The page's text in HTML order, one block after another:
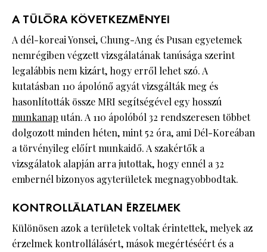
A TÚLÓRA KÖVETKEZMÉNYEI
A dél-koreai Yonsei, Chung-Ang és Pusan ​​​​egyetemek
nemrégiben végzett vizsgálatának tanúsága szerint
legalábbis nem kizárt, hogy erről lehet szó. A
kutatásban 110 ápolónő agyát vizsgálták meg és
hasonlították össze MRI segítségével egy hosszú
munkanap után. A 110 ápolóból 32 rendszeresen többet
dolgozott minden héten, mint 52 óra, ami Dél-Koreában
a törvényileg előírt munkaidő. A szakértők a
vizsgálatok alapján arra jutottak, hogy ennél a 32
embernél bizonyos agyterületek megnagyobbodtak.
KONTROLLÁLATLAN ÉRZELMEK
Különösen azok a területek voltak érintettek, melyek az
érzelmek kontrollálásért, mások megértéséért és a